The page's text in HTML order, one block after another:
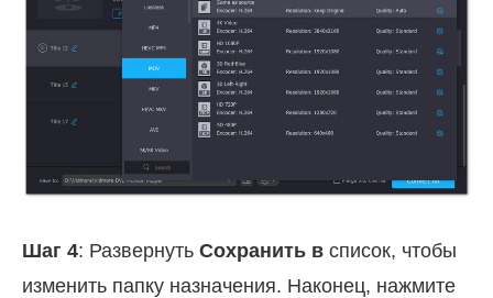
Шаг 4: Развернуть Сохранить в список, чтобы
изменить папку назначения. Наконец, нажмите